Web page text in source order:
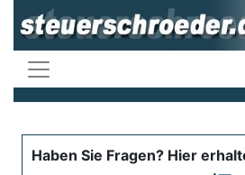
Haben Sie Fragen? Hier